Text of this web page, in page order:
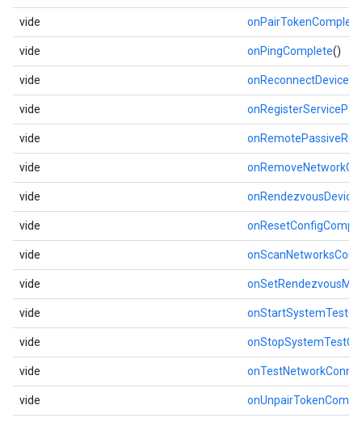
vide onPairTokenComplete
vide onPingComplete()
vide
vide
vide
vide
vide
vide
vide
vide
vide
vide
vide
vide